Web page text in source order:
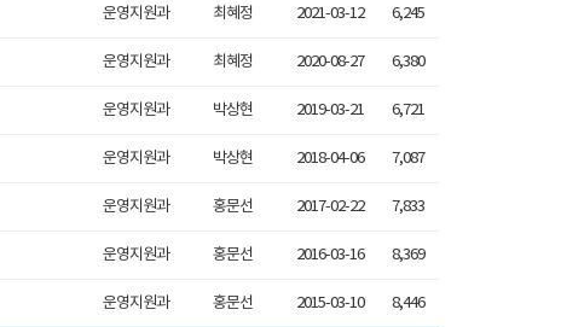
운영지원과 최혜정 2021-03-12 6,245
운영지원과 최혜정 2020-08-27 6,380
운영지원과 박상현 2019-03-21 6,721
운영지원과 박상현 2018-04-06 7,087
운영지원과 홍문선 2017-02-22 7,833
운영지원과 홍문선 2016-03-16 8,369
운영지원과 홍문선 2015-03-10 8,446